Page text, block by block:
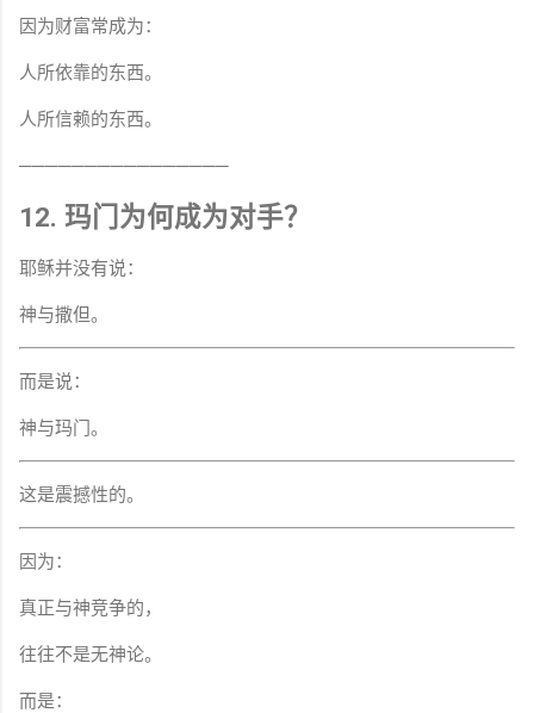
因为财富常成为：
人所依靠的东西。
人所信赖的东西。
────────────────
12. 玛门为何成为对手？
耶稣并没有说：
神与撒但。
而是说：
神与玛门。
这是震撼性的。
因为：
真正与神竞争的，
往往不是无神论。
而是：